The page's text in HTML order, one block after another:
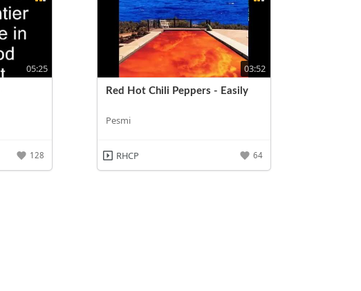
05:25
128
03:52
Red Hot Chili Peppers - Easily
Pesmi
RHCP 64